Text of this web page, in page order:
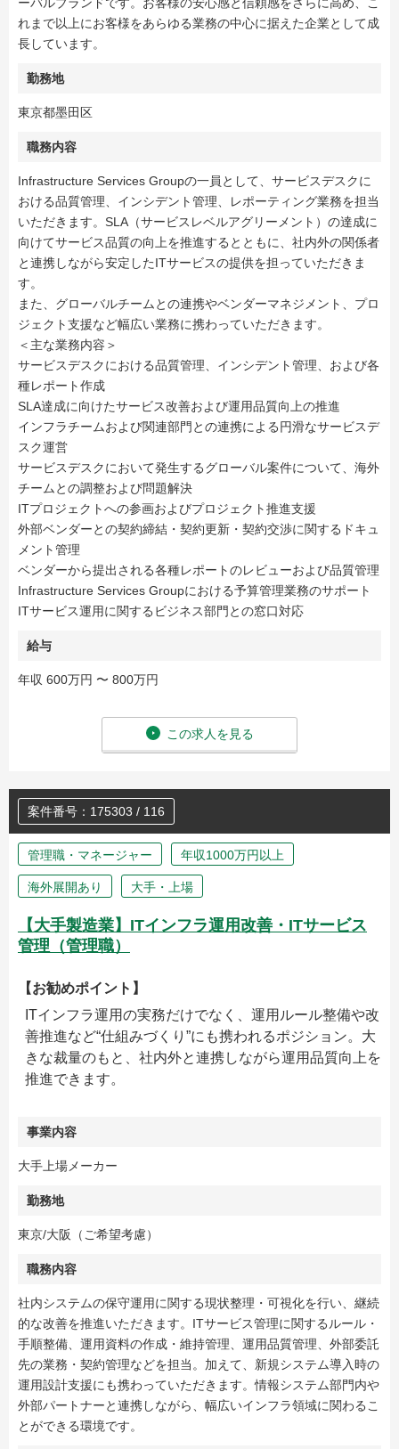
れまで以上にお客様をあらゆる業務の中心に据えた企業として成
長しています。
勤務地
東京都墨田区
職務内容
Infrastructure Services Groupの一員として、サービスデスクに
おける品質管理、インシデント管理、レポーティング業務を担当
いただきます。SLA（サービスレベルアグリーメント）の達成に
向けてサービス品質の向上を推進するとともに、社内外の関係者
と連携しながら安定したITサービスの提供を担っていただきま
す。
また、グローバルチームとの連携やベンダーマネジメント、プロ
ジェクト支援など幅広い業務に携わっていただきます。
＜主な業務内容＞
サービスデスクにおける品質管理、インシデント管理、および各
種レポート作成
SLA達成に向けたサービス改善および運用品質向上の推進
インフラチームおよび関連部門との連携による円滑なサービスデ
スク運営
サービスデスクにおいて発生するグローバル案件について、海外
チームとの調整および問題解決
ITプロジェクトへの参画およびプロジェクト推進支援
外部ベンダーとの契約締結・契約更新・契約交渉に関するドキュ
メント管理
ベンダーから提出される各種レポートのレビューおよび品質管理
Infrastructure Services Groupにおける予算管理業務のサポート
ITサービス運用に関するビジネス部門との窓口対応
給与
年収 600万円 〜 800万円
この求人を見る
案件番号：175303 / 116
管理職・マネージャー 年収1000万円以上
海外展開あり 大手・上場
【大手製造業】ITインフラ運用改善・ITサービス
管理（管理職）
【お勧めポイント】
ITインフラ運用の実務だけでなく、運用ルール整備や改
善推進など“仕組みづくり”にも携われるポジション。大
きな裁量のもと、社内外と連携しながら運用品質向上を
推進できます。
事業内容
大手上場メーカー
勤務地
東京/大阪（ご希望考慮）
職務内容
社内システムの保守運用に関する現状整理・可視化を行い、継続
的な改善を推進いただきます。ITサービス管理に関するルール・
手順整備、運用資料の作成・維持管理、運用品質管理、外部委託
先の業務・契約管理などを担当。加えて、新規システム導入時の
運用設計支援にも携わっていただきます。情報システム部門内や
外部パートナーと連携しながら、幅広いインフラ領域に関わるこ
とができる環境です。